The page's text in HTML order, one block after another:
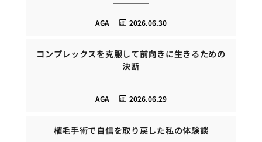
2026.06.30
AGA
コンプレックスを克服して前向きに生きるための
決断
2026.06.29
AGA
植毛手術で自信を取り戻した私の体験談